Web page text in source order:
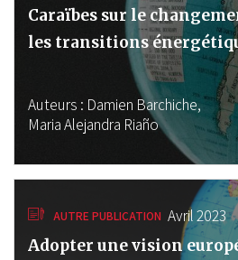
Caraïbes sur le
les transitions
Auteurs : Damien Barchiche,
Maria Alejandra Riaño
AUTRE PUBLICATION Avril 2023
Adopter une vision